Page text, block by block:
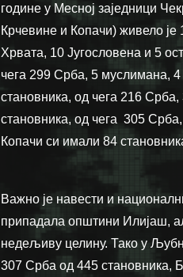
године у Месној заједници
Крчевине и Копачи) живело
Хрвата, 10 Југословена и 5
чега 299 Срба, 5 муслимана,
становника, од чега 216
становника, од чега 305
Копачи си имали 84
Важно је навести и
припадала општини Илијаш,
недељиву целину. Тако у
307 Срба од 445 становника,